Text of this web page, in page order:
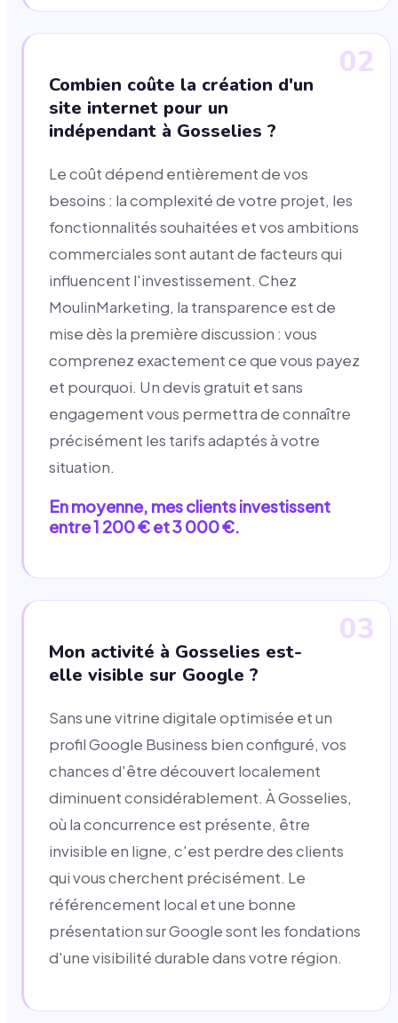
02
Combien coûte la création d'un
site internet pour un
indépendant à Gosselies ?
Le coût dépend entièrement de vos
besoins : la complexité de votre projet, les
fonctionnalités souhaitées et vos ambitions
commerciales sont autant de facteurs qui
influencent l'investissement. Chez
MoulinMarketing, la transparence est de
mise dès la première discussion : vous
comprenez exactement ce que vous payez
et pourquoi. Un devis gratuit et sans
engagement vous permettra de connaître
précisément les tarifs adaptés à votre
situation.
En moyenne, mes clients investissent
entre 1 200 € et 3 000 €.
03
Mon activité à Gosselies est-
elle visible sur Google ?
Sans une vitrine digitale optimisée et un
profil Google Business bien configuré, vos
chances d'être découvert localement
diminuent considérablement. À Gosselies,
où la concurrence est présente, être
invisible en ligne, c'est perdre des clients
qui vous cherchent précisément. Le
référencement local et une bonne
présentation sur Google sont les fondations
d'une visibilité durable dans votre région.